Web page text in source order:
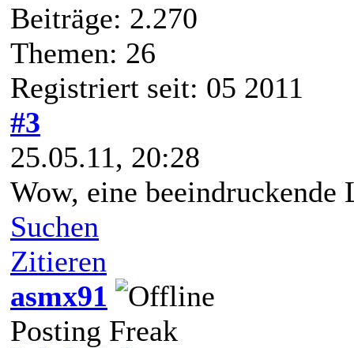
Beiträge: 2.270
Themen: 26
Registriert seit: 05 2011
#3
25.05.11, 20:28
Wow, eine beeindruckende
Suchen
Zitieren
asmx91
Posting Freak